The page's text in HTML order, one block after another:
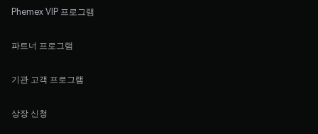
Phemex VIP 프로그램
파트너 프로그램
기관 고객 프로그램
상장 신청